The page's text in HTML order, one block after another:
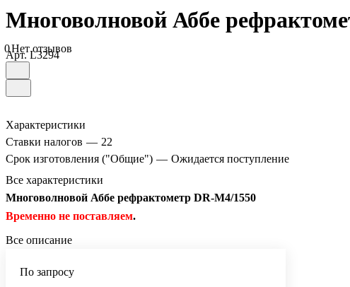
Многоволновой Аббе
0Нет отзывов
Арт.L3294
Характеристики
Ставки налогов — 22
Срок изготовления ("Общие") — Ожидается поступление
Все характеристики
Многоволновой Аббе рефрактометр DR-M4/1550
Временно не поставляем.
Все описание
По запросу